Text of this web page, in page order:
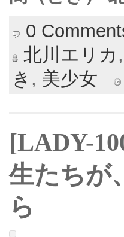
0
北川エリカ ,
き , 美少女
[LADY-
生たちが
ら